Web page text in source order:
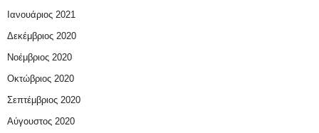
Ιανουάριος 2021
Δεκέμβριος 2020
Νοέμβριος 2020
Οκτώβριος 2020
Σεπτέμβριος 2020
Αύγουστος 2020